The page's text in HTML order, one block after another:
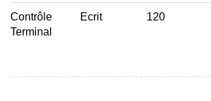
Contrôle
Terminal
Ecrit 120